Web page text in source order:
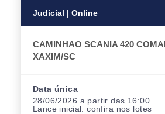
Judicial | Online
CAMINHAO SCANIA 420
XAXIM/SC
Data única
28/06/2026 a partir das 16:00
Lance inicial:confira nos lotes